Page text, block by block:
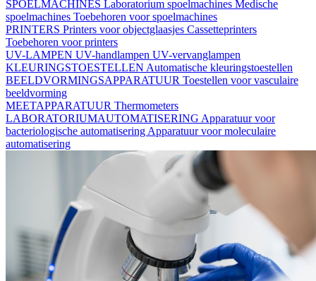
SPOELMACHINES Laboratorium spoelmachines Medische
spoelmachines Toebehoren voor spoelmachines
PRINTERS Printers voor objectglaasjes Cassetteprinters
Toebehoren voor printers
UV-LAMPEN UV-handlampen UV-vervanglampen
KLEURINGSTOESTELLEN Automatische kleuringstoestellen
BEELDVORMINGSAPPARATUUR Toestellen voor vasculaire
beeldvorming
MEETAPPARATUUR Thermometers
LABORATORIUMAUTOMATISERING Apparatuur voor
bacteriologische automatisering Apparatuur voor moleculaire
automatisering